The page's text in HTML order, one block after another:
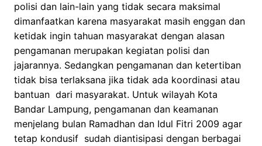
polisi dan lain-lain yang tidak secara maksimal
dimanfaatkan karena masyarakat masih enggan dan
ketidak ingin tahuan masyarakat dengan alasan
pengamanan merupakan kegiatan polisi dan
jajarannya. Sedangkan pengamanan dan ketertiban
tidak bisa terlaksana jika tidak ada koordinasi atau
bantuan dari masyarakat. Untuk wilayah Kota
Bandar Lampung, pengamanan dan keamanan
menjelang bulan Ramadhan dan Idul Fitri 2009 agar
tetap kondusif sudah diantisipasi dengan berbagai